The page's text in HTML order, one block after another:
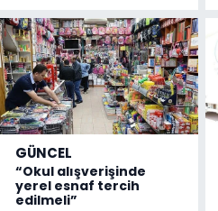
GÜNCEL
“Okul alışverişinde
yerel esnaf tercih
edilmeli”